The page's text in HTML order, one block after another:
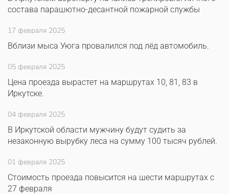
состава парашютно-десантной пожарной службы
17 февраля 2025
Вблизи мыса Уюга провалился под лёд автомобиль.
05 февраля 2025
Цена проезда вырастет на маршрутах 10, 81, 83 в
Иркутске.
04 февраля 2025
В Иркутской области мужчину будут судить за
незаконную вырубку леса на сумму 100 тысяч рублей.
01 февраля 2025
Стоимость проезда повысится на шести маршрутах с
27 февраля